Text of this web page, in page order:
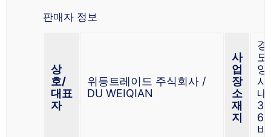
판매자 정보
상
호/
대표
자
위등트레이드 주식회사 /
DU WEIQIAN
사
업
장
소
재
지
경
도
양
시
내